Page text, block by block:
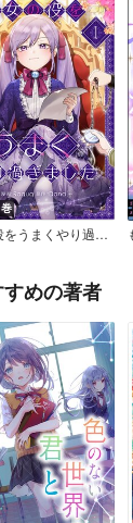
養女の役をうまくやり過ぎました
めの著者